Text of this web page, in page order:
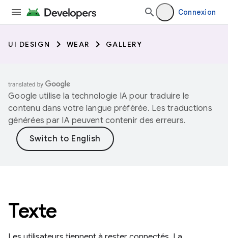
Connexion
UI DESIGN WEAR GALLERY
Google utilise la technologie IA pour traduire le
contenu dans votre langue préférée. Les traductions
générées par IA peuvent contenir des erreurs.
Texte